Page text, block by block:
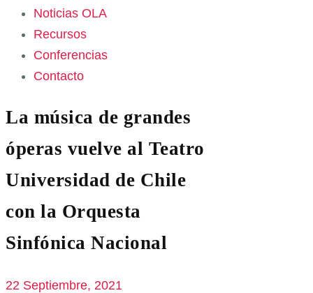
Noticias OLA
Recursos
Conferencias
Contacto
La música de grandes
óperas vuelve al Teatro
Universidad de Chile
con la Orquesta
Sinfónica Nacional
22 Septiembre, 2021